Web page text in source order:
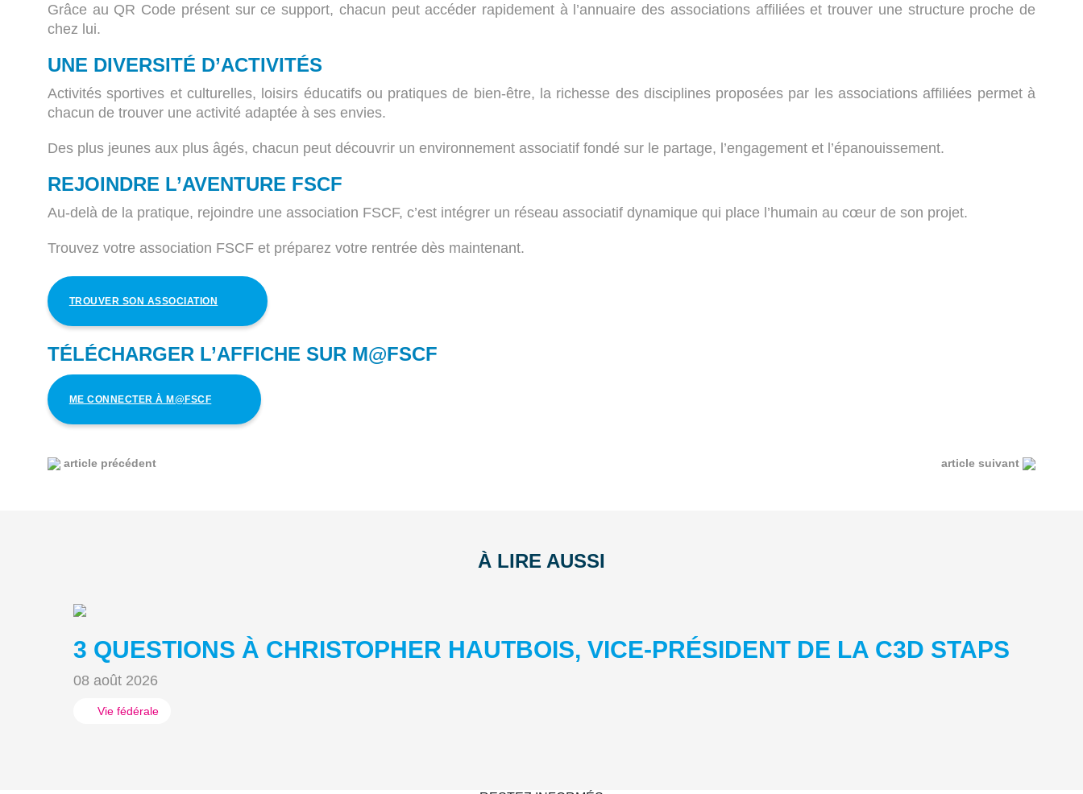
Grâce au QR Code présent sur ce support, chacun peut accéder rapidement à l’annuaire des associations affiliées et trouver une structure proche de
chez lui.
UNE DIVERSITÉ D’ACTIVITÉS
Activités sportives et culturelles, loisirs éducatifs ou pratiques de bien-être, la richesse des disciplines proposées par les associations affiliées permet à
chacun de trouver une activité adaptée à ses envies.
Des plus jeunes aux plus âgés, chacun peut découvrir un environnement associatif fondé sur le partage, l’engagement et l’épanouissement.
REJOINDRE L’AVENTURE FSCF
Au-delà de la pratique, rejoindre une association FSCF, c’est intégrer un réseau associatif dynamique qui place l’humain au cœur de son projet.
Trouvez votre association FSCF et préparez votre rentrée dès maintenant.
TROUVER SON ASSOCIATION
TÉLÉCHARGER L’AFFICHE SUR M@FSCF
ME CONNECTER À M@FSCF
article précédent article suivant
À LIRE AUSSI
3 QUESTIONS À CHRISTOPHER HAUTBOIS, VICE-PRÉSIDENT DE LA C3D STAPS
08 août 2026
Vie fédérale